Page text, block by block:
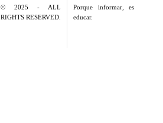
© 2025 - ALL
RIGHTS RESERVED.
Porque informar, es
educar.